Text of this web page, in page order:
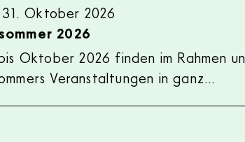
31. Oktober 2026
2026
Oktober 2026 finden im Rahmen
Veranstaltungen in ganz…